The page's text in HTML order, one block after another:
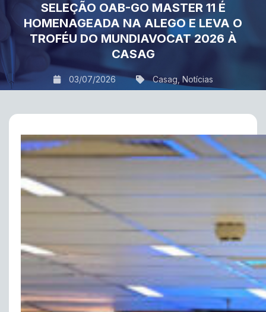
SELEÇÃO OAB-GO MASTER 11 É
HOMENAGEADA NA ALEGO E LEVA O
TROFÉU DO MUNDIAVOCAT 2026 À
CASAG
03/07/2026 Casag Notícias